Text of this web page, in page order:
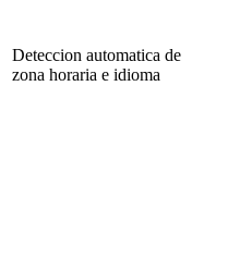
Deteccion automatica de
zona horaria e idioma